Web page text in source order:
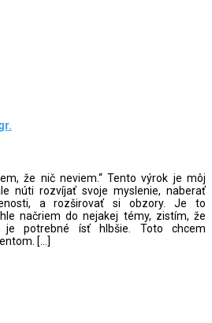
že nič neviem.“ Tento výrok je môj
núti rozvíjať svoje myslenie, naberať
a rozširovať si obzory. Je to
načriem do nejakej témy, zistím, že
potrebné ísť hlbšie. Toto chcem
[…]